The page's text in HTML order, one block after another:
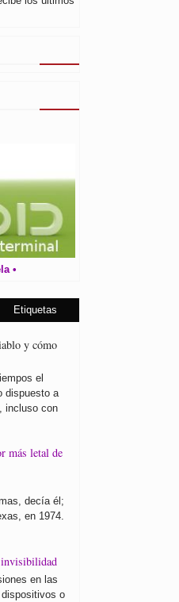
•
Etiquetas
y cómo
el
dispuesto a
incluso con
más letal de
decía él;
en 1974.
invisibilidad
en las
o